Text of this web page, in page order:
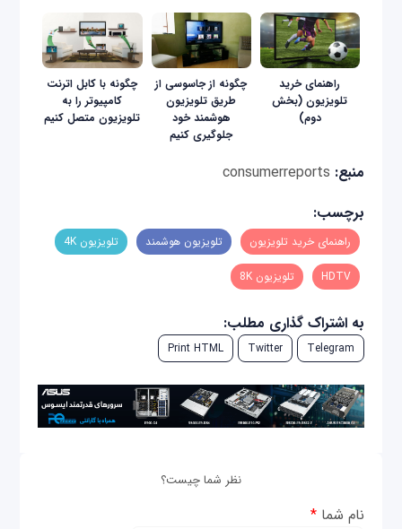
راهنمای خرید
تلویزیون (بخش
دوم)
چگونه از جاسوسی از
طریق تلویزیون
هوشمند خود
جلوگیری کنیم
چگونه با کابل اترنت
کامپیوتر را به
تلویزیون متصل کنیم
منبع: consumerreports
برچسب:
راهنمای خرید تلویزیون تلویزیون هوشمند تلویزیون 4K
HDTV تلویزیون 8K
به اشتراک گذاری مطلب:
Telegram
Twitter
Print HTML
نظر شما چیست؟
نام شما*